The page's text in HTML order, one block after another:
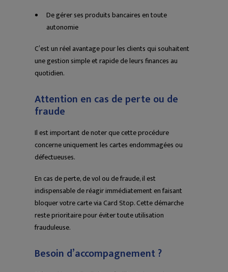
De gérer ses produits bancaires en toute
autonomie
C’est un réel avantage pour les clients qui souhaitent
une gestion simple et rapide de leurs finances au
quotidien.
Attention en cas de perte ou de
fraude
Il est important de noter que cette procédure
concerne uniquement les cartes endommagées ou
défectueuses.
En cas de perte, de vol ou de fraude, il est
indispensable de réagir immédiatement en faisant
bloquer votre carte via Card Stop. Cette démarche
reste prioritaire pour éviter toute utilisation
frauduleuse.
Besoin d’accompagnement ?